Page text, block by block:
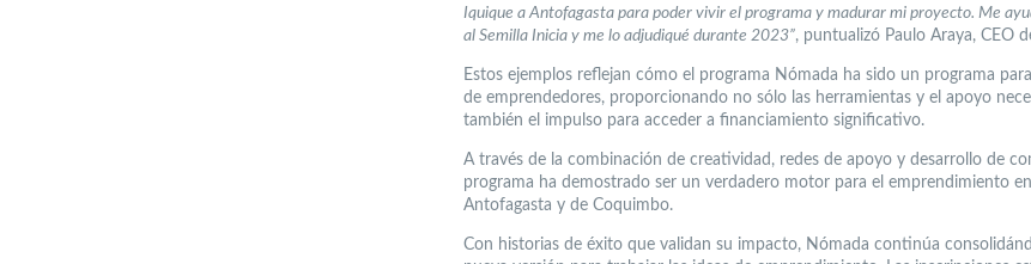
Iquique a Antofagasta para poder vivir el programa y madurar mi proyecto. Me
al Semilla Inicia y me lo adjudiqué durante 2023”, puntualizó Paulo Araya, CEO
Estos ejemplos reflejan cómo el programa Nómada ha sido un programa
de emprendedores, proporcionando no sólo las herramientas y el apoyo
también el impulso para acceder a financiamiento significativo.
A través de la combinación de creatividad, redes de apoyo y desarrollo de
programa ha demostrado ser un verdadero motor para el emprendimiento
Antofagasta y de Coquimbo.
Con historias de éxito que validan su impacto, Nómada continúa